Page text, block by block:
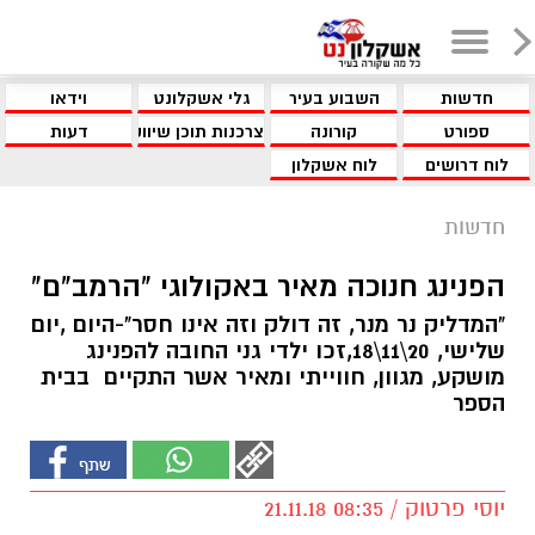
חדשות השבוע בעיר גלי אשקלונט
וידאו
ספורט
קורונה צרכנות תוכן שיווקי
דעות
לוח דרושים
לוח אשקלון
חדשות
הפנינג חנוכה מאיר באקולוגי "הרמב"ם"
"המדליק נר מנר, זה דולק וזה אינו חסר"-היום ,יום
שלישי, 20\11\18,זכו ילדי גני החובה להפנינג
מושקע, מגוון, חווייתי ומאיר אשר התקיים בבית
הספר
יוסי פרטוק / 08:35 21.11.18